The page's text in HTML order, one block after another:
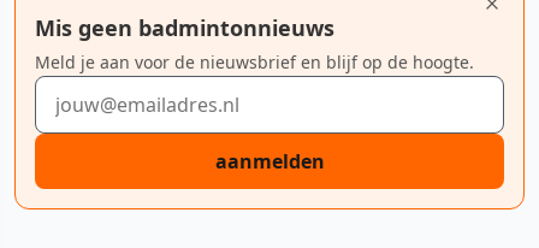
Mis geen badmintonnieuws
Meld je aan voor de nieuwsbrief en blijf op de hoogte.
E-mailadres
aanmelden